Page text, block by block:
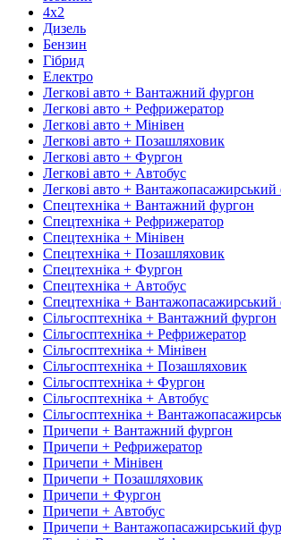
4х2
Дизель
Бензин
Гібрид
Електро
Легкові авто + Вантажний фургон
Легкові авто + Рефрижератор
Легкові авто + Мінівен
Легкові авто + Позашляховик
Легкові авто + Фургон
Легкові авто + Автобус
Легкові авто + Вантажопасажирський
Спецтехніка + Вантажний фургон
Спецтехніка + Рефрижератор
Спецтехніка + Мінівен
Спецтехніка + Позашляховик
Спецтехніка + Фургон
Спецтехніка + Автобус
Спецтехніка + Вантажопасажирський
Сільгосптехніка + Вантажний фургон
Сільгосптехніка + Рефрижератор
Сільгосптехніка + Мінівен
Сільгосптехніка + Позашляховик
Сільгосптехніка + Фургон
Сільгосптехніка + Автобус
Сільгосптехніка +
Причепи + Вантажний фургон
Причепи + Рефрижератор
Причепи + Мінівен
Причепи + Позашляховик
Причепи + Фургон
Причепи + Автобус
Причепи + Вантажопасажирський